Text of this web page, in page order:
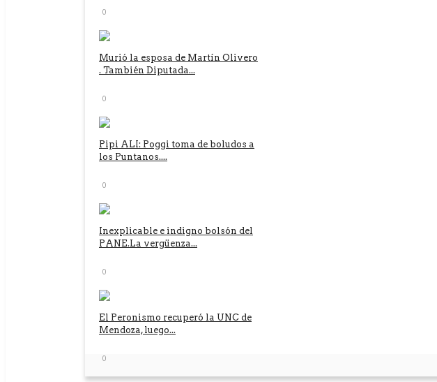
0
Murió la esposa de Martín Olivero
. También Diputada...
0
Pipi ALI: Poggi toma de boludos a
los Puntanos....
0
Inexplicable e indigno bolsón del
PANE.La vergüenza...
0
El Peronismo recuperó la UNC de
Mendoza, luego...
0